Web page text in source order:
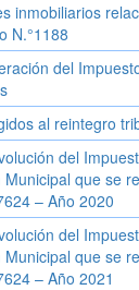
inmobiliarios
N.°1188
del
al reintegro
del
que se
– Año 2020
del
que se
– Año 2021